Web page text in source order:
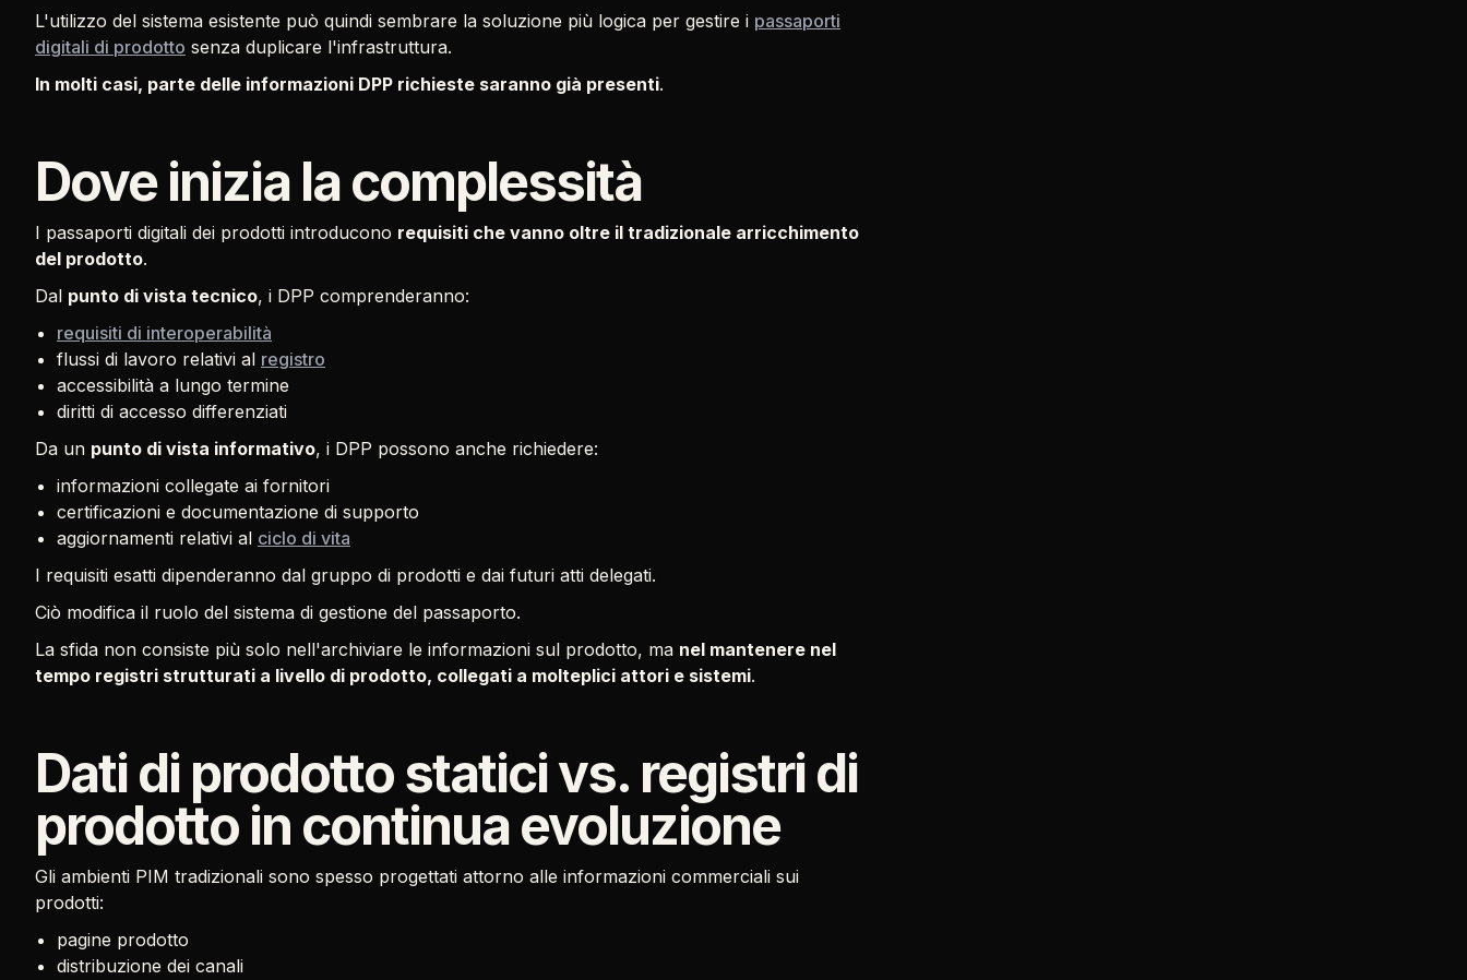
L'utilizzo del sistema esistente può quindi sembrare la soluzione più logica per gestire i passaporti
digitali di prodotto senza duplicare l'infrastruttura.
In molti casi, parte delle informazioni DPP richieste saranno già presenti.
Dove inizia la complessità
I passaporti digitali dei prodotti introducono requisiti che vanno oltre il tradizionale arricchimento
del prodotto.
Dal punto di vista tecnico, i DPP comprenderanno:
requisiti di interoperabilità
flussi di lavoro relativi al registro
accessibilità a lungo termine
diritti di accesso differenziati
Da un punto di vista informativo, i DPP possono anche richiedere:
informazioni collegate ai fornitori
certificazioni e documentazione di supporto
aggiornamenti relativi al ciclo di vita
I requisiti esatti dipenderanno dal gruppo di prodotti e dai futuri atti delegati.
Ciò modifica il ruolo del sistema di gestione del passaporto.
La sfida non consiste più solo nell'archiviare le informazioni sul prodotto, ma nel mantenere nel
tempo registri strutturati a livello di prodotto, collegati a molteplici attori e sistemi.
Dati di prodotto statici vs. registri di
prodotto in continua evoluzione
Gli ambienti PIM tradizionali sono spesso progettati attorno alle informazioni commerciali sui
prodotti:
pagine prodotto
distribuzione dei canali